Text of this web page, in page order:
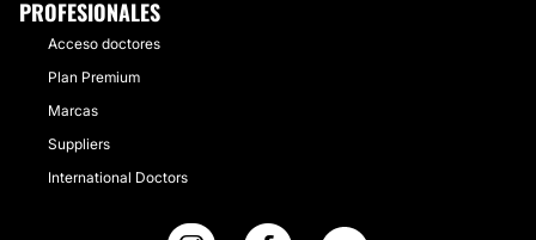
PROFESIONALES
Acceso doctores
Plan Premium
Marcas
Suppliers
International Doctors